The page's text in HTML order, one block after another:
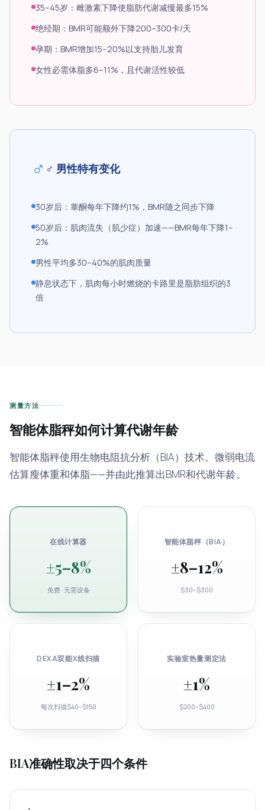
35–45岁：雌激素下降使脂肪代谢减慢最多15%
绝经期：BMR可能额外下降200–300卡/天
孕期：BMR增加15–20%以支持胎儿发育
女性必需体脂多6–11%，且代谢活性较低
♂ ♂ 男性特有变化
30岁后：睾酮每年下降约1%，BMR随之同步下降
50岁后：肌肉流失（肌少症）加速——BMR每年下降1–
2%
男性平均多30–40%的肌肉质量
静息状态下，肌肉每小时燃烧的卡路里是脂肪组织的3
倍
测量方法
智能体脂秤如何计算代谢年龄
智能体脂秤使用生物电阻抗分析（BIA）技术。微弱电流
估算瘦体重和体脂——并由此推算出BMR和代谢年龄。
在线计算器
±5–8%
免费 · 无需设备
智能体脂秤（BIA）
±8–12%
$30–$300
DEXA双能X线扫描
±1–2%
每次扫描$40–$150
实验室热量测定法
±1%
$200–$400
BIA准确性取决于四个条件